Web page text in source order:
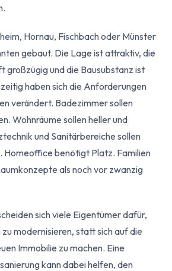
Hornau, Fischbach oder Münster
gebaut. Die Lage ist attraktiv, die
großzügig und die Bausubstanz ist
haben sich die Anforderungen
verändert. Badezimmer sollen
Wohnräume sollen heller und
und Sanitärbereiche sollen
benötigt Platz. Familien
als noch vor zwanzig
sich viele Eigentümer dafür,
zu modernisieren, statt sich auf die
Immobilie zu machen. Eine
kann dabei helfen, den